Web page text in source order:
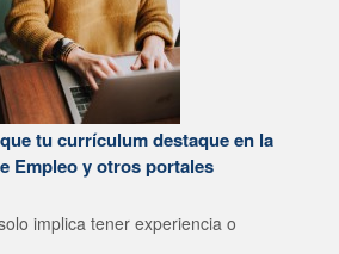
tu currículum destaque en la
Empleo y otros portales
implica tener experiencia o